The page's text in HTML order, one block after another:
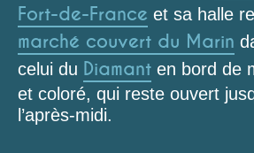
Fort-de-France et sa halle
marché couvert du Marin
celui du Diamant en bord de
et coloré, qui reste ouvert
l’après-midi.